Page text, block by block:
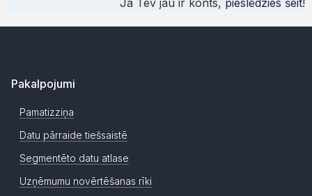
Ja Tev jau ir konts, pieslēdzies šeit!
Pakalpojumi
Pamatizziņa
Datu pārraide tiešsaistē
Segmentēto datu atlase
Uzņēmumu novērtēšanas rīki